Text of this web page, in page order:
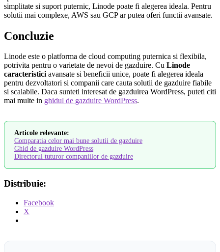
simplitate si suport puternic, Linode poate fi alegerea ideala. Pentru
solutii mai complexe, AWS sau GCP ar putea oferi functii avansate.
Concluzie
Linode este o platforma de cloud computing puternica si flexibila,
potrivita pentru o varietate de nevoi de gazduire. Cu Linode
caracteristiciavansate si beneficii unice, poate fi alegerea ideala
pentru dezvoltatori si companii care cauta solutii de gazduire fiabile
si scalabile. Daca sunteti interesat de gazduirea WordPress, puteti citi
mai multe in ghidul de gazduire WordPress.
Articole relevante:
Comparatia celor mai bune solutii de gazduire
Ghid de gazduire WordPress
Directorul tuturor companiilor de gazduire
Distribuie:
Facebook
X